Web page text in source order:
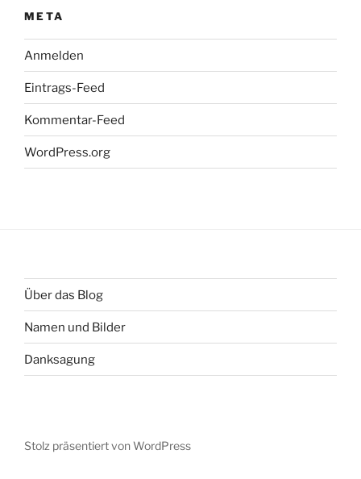
META
Anmelden
Eintrags-Feed
Kommentar-Feed
WordPress.org
Über das Blog
Namen und Bilder
Danksagung
Stolz präsentiert von WordPress